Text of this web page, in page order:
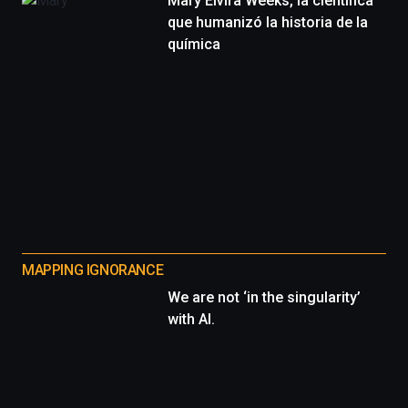
que humanizó la historia de la
química
MAPPING IGNORANCE
We are not ‘in the singularity’
with AI.